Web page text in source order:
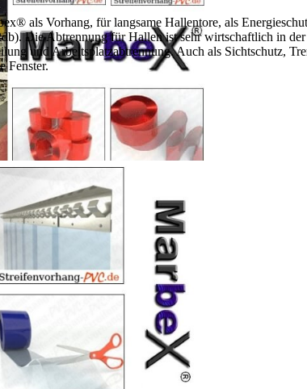
als Vorhang, für langsame Hallentore, als
Die Abtrennung für Hallen ist sehr wirtschaftlich in
und Arbeitsplatzabtrennung. Auch als Sichtschutz,
Fenster.